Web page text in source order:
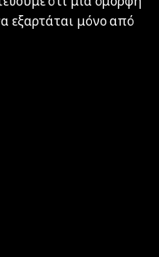
εξαρτάται μόνο από